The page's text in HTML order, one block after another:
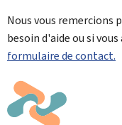
Nous vous remercions
besoin d'aide ou si
formulaire de contact.